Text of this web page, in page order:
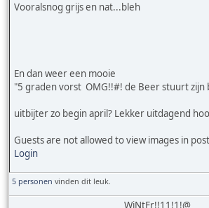
Vooralsnog grijs en nat...bleh
En dan weer een mooie
"5 graden vorst OMG!!#! de Beer stuurt
uitbijter zo begin april? Lekker uitdagend
Guests are not allowed to view images in
Login
5 personen vinden dit leuk.